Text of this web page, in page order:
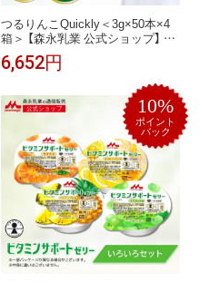
つるりんこQuickly＜3g×50本×4
箱＞ 【森永乳業 公式ショップ】 介
護食 とろみ剤 とろみ調節 トロミ
嚥下補助 餡 ペースト ミキサー食
えん下 えんげ 特別用途食品
6,652円
10%
ポイント
バック